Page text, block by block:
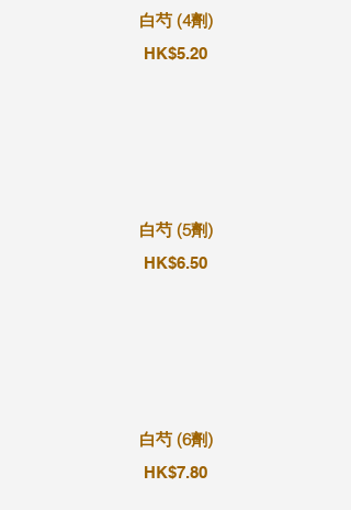
白芍 (4劑)
HK$5.20
白芍 (5劑)
HK$6.50
白芍 (6劑)
HK$7.80